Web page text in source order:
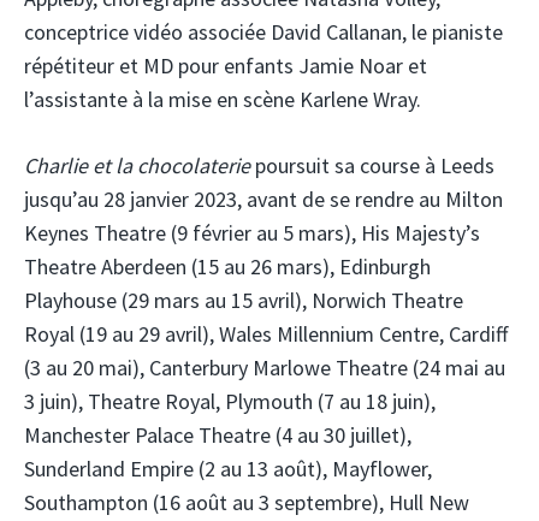
conceptrice vidéo associée David Callanan, le pianiste
répétiteur et MD pour enfants Jamie Noar et
l’assistante à la mise en scène Karlene Wray.
Charlie et la chocolateriepoursuit sa course à Leeds
jusqu’au 28 janvier 2023, avant de se rendre au Milton
Keynes Theatre (9 février au 5 mars), His Majesty’s
Theatre Aberdeen (15 au 26 mars), Edinburgh
Playhouse (29 mars au 15 avril), Norwich Theatre
Royal (19 au 29 avril), Wales Millennium Centre, Cardiff
(3 au 20 mai), Canterbury Marlowe Theatre (24 mai au
3 juin), Theatre Royal, Plymouth (7 au 18 juin),
Manchester Palace Theatre (4 au 30 juillet),
Sunderland Empire (2 au 13 août), Mayflower,
Southampton (16 août au 3 septembre), Hull New